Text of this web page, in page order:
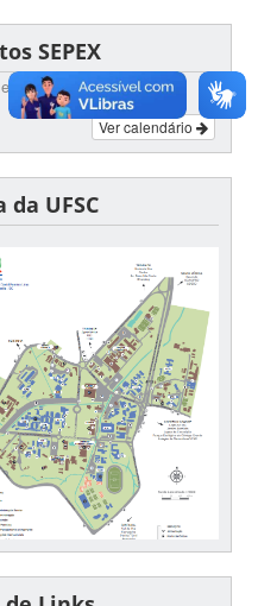
SEPEX
futuros
Ver calendário
da UFSC